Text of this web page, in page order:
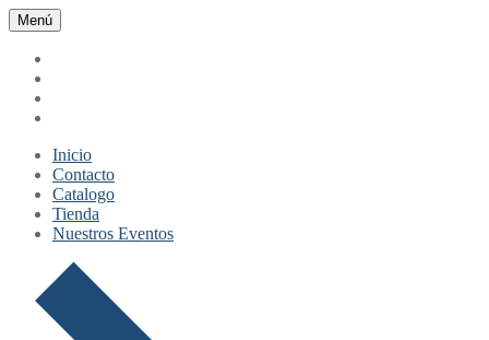
Ir
al
contenido
Menú
Cerrar
Menú
Inicio
Contacto
Catalogo
Tienda
Nuestros Eventos